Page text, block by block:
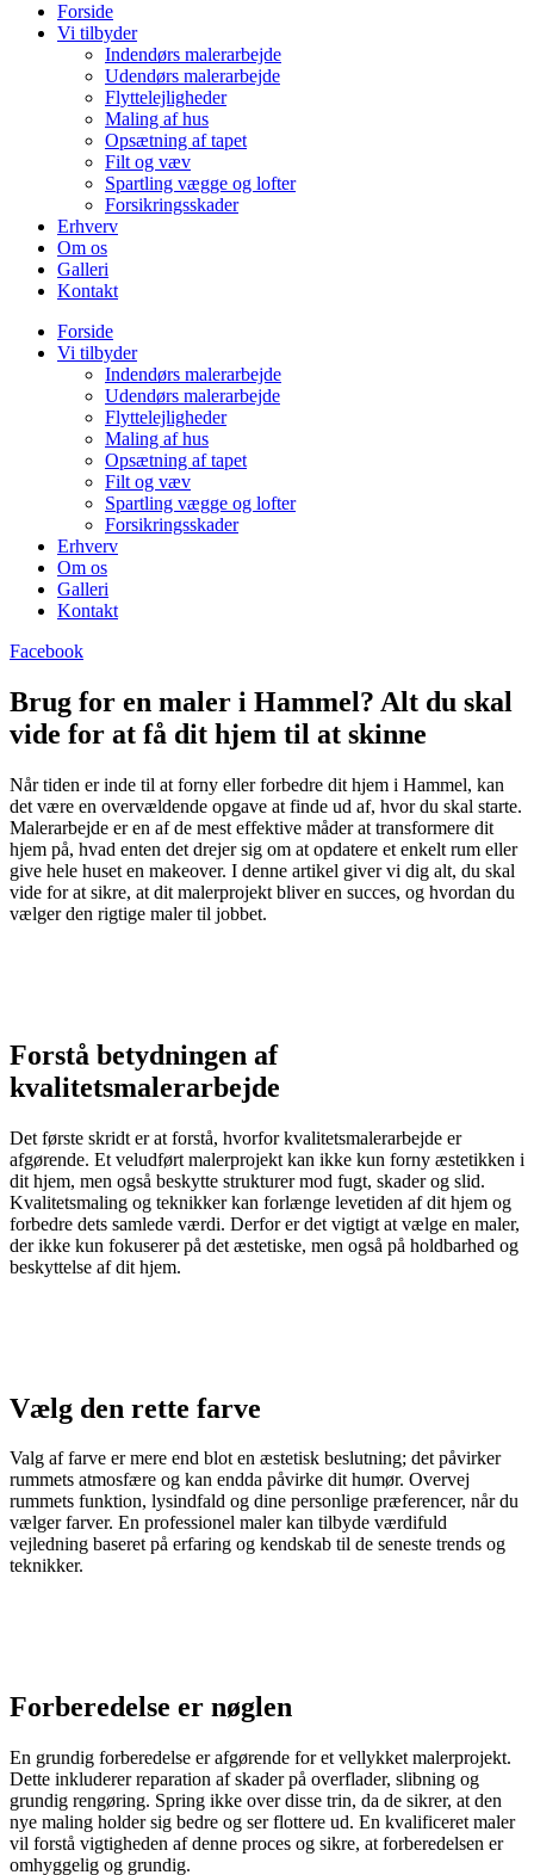
Forside
Vi tilbyder
Indendørs malerarbejde
Udendørs malerarbejde
Flyttelejligheder
Maling af hus
Opsætning af tapet
Filt og væv
Spartling vægge og lofter
Forsikringsskader
Erhverv
Om os
Galleri
Kontakt
Forside
Vi tilbyder
Indendørs malerarbejde
Udendørs malerarbejde
Flyttelejligheder
Maling af hus
Opsætning af tapet
Filt og væv
Spartling vægge og lofter
Forsikringsskader
Erhverv
Om os
Galleri
Kontakt
Facebook
Brug for en maler i Hammel? Alt du skal
vide for at få dit hjem til at skinne
Når tiden er inde til at forny eller forbedre dit hjem i Hammel, kan
det være en overvældende opgave at finde ud af, hvor du skal starte.
Malerarbejde er en af de mest effektive måder at transformere dit
hjem på, hvad enten det drejer sig om at opdatere et enkelt rum eller
give hele huset en makeover. I denne artikel giver vi dig alt, du skal
vide for at sikre, at dit malerprojekt bliver en succes, og hvordan du
vælger den rigtige maler til jobbet.
Forstå betydningen af
kvalitetsmalerarbejde
Det første skridt er at forstå, hvorfor kvalitetsmalerarbejde er
afgørende. Et veludført malerprojekt kan ikke kun forny æstetikken i
dit hjem, men også beskytte strukturer mod fugt, skader og slid.
Kvalitetsmaling og teknikker kan forlænge levetiden af dit hjem og
forbedre dets samlede værdi. Derfor er det vigtigt at vælge en maler,
der ikke kun fokuserer på det æstetiske, men også på holdbarhed og
beskyttelse af dit hjem.
Vælg den rette farve
Valg af farve er mere end blot en æstetisk beslutning; det påvirker
rummets atmosfære og kan endda påvirke dit humør. Overvej
rummets funktion, lysindfald og dine personlige præferencer, når du
vælger farver. En professionel maler kan tilbyde værdifuld
vejledning baseret på erfaring og kendskab til de seneste trends og
teknikker.
Forberedelse er nøglen
En grundig forberedelse er afgørende for et vellykket malerprojekt.
Dette inkluderer reparation af skader på overflader, slibning og
grundig rengøring. Spring ikke over disse trin, da de sikrer, at den
nye maling holder sig bedre og ser flottere ud. En kvalificeret maler
vil forstå vigtigheden af denne proces og sikre, at forberedelsen er
omhyggelig og grundig.